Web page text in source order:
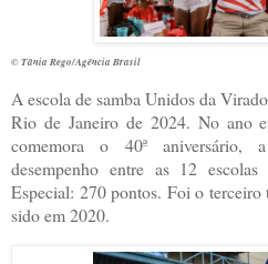
© Tânia Rego/Agência Brasil
A escola de samba Unidos da
Rio de Janeiro de 2024. No ano
comemora o 40ª
desempenho entre as 12
Especial: 270 pontos. Foi o
sido em 2020.